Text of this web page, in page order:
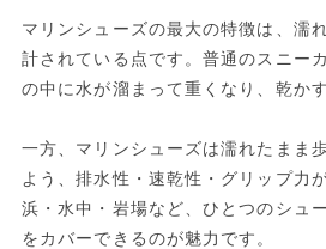
マリンシューズの最大の特徴は、濡
計されている点です。普通のスニー
の中に水が溜まって重くなり、乾か
一方、マリンシューズは濡れたまま
よう、排水性・速乾性・グリップ力
浜・水中・岩場など、ひとつのシュ
をカバーできるのが魅力です。